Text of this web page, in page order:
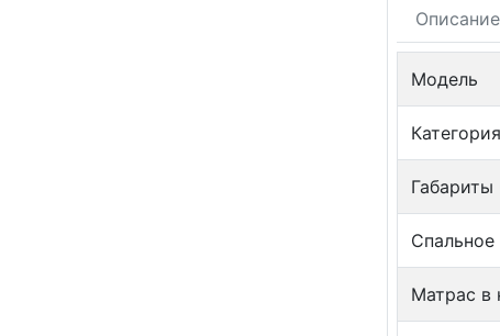
Описание
Модель
Категория
Матрас в